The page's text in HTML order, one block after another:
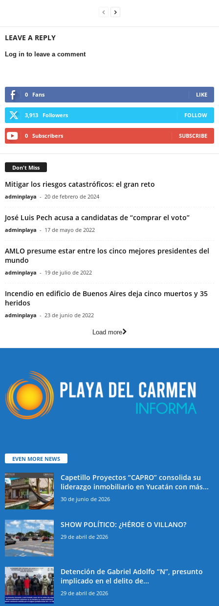
LEAVE A REPLY
Log in to leave a comment
0 Fans LIKE
3,913 Followers FOLLOW
0 Subscribers SUBSCRIBE
Don't Miss
Mitigar los riesgos catastróficos: el gran reto
adminplaya - 20 de febrero de 2024
José Luis Pech acusa a candidatas de “comprar el voto”
adminplaya - 17 de mayo de 2022
AMLO presume estar entre los cinco mejores presidentes del
mundo
adminplaya - 19 de julio de 2022
Incendio en edificio de Buenos Aires deja cinco muertos y 35
heridos
adminplaya - 23 de junio de 2022
Load more
EVEN MORE NEWS
Capetillo Proyectos “CAPRO” consolida su
liderazgo inmobiliario en Yucatán con más...
30 de junio de 2026
SHOW POLÍTICO: ¿HÉROE O VILLANO?
29 de abril de 2026
Detención de Gabriel Adolfo “N”, presunto
implicado en el delito de...
29 de abril de 2026